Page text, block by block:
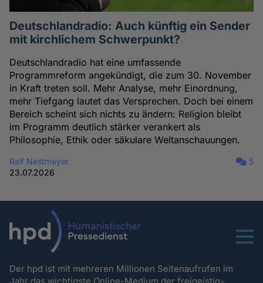
Deutschlandradio: Auch künftig ein Sender
mit kirchlichem Schwerpunkt?
Deutschlandradio hat eine umfassende
Programmreform angekündigt, die zum 30. November
in Kraft treten soll. Mehr Analyse, mehr Einordnung,
mehr Tiefgang lautet das Versprechen. Doch bei einem
Bereich scheint sich nichts zu ändern: Religion bleibt
im Programm deutlich stärker verankert als
Philosophie, Ethik oder säkulare Weltanschauungen.
Ralf Nestmeyer
23.07.2026
5
Menu
Der hpd ist mit mehreren Millionen Seitenaufrufen im